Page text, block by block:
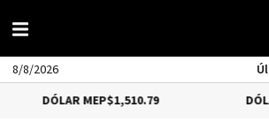
8/8/2026
MEP$1,510.79